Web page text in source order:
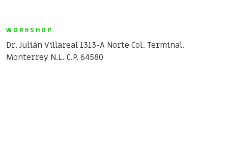
WORKSHOP
Dr. Julián Villareal 1313-A Norte Col. Terminal.
Monterrey N.L. C.P. 64580